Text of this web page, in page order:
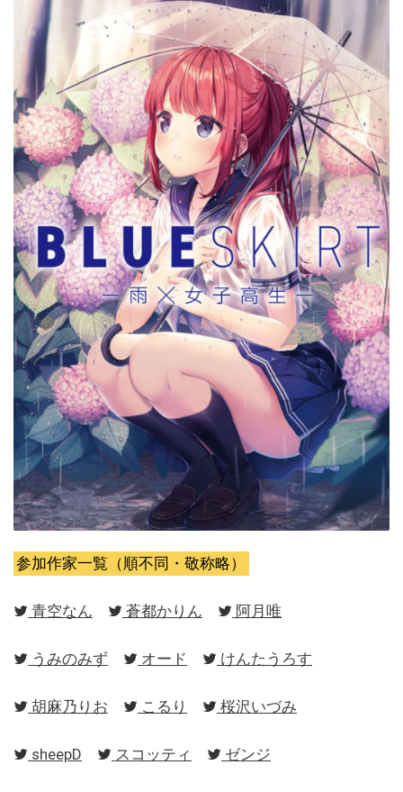
参加作家一覧（順不同・敬称略）
青空なん 蒼都かりん 阿月唯
うみのみず オード けんたうろす
胡麻乃りお こるり 桜沢いづみ
sheepD スコッティ ゼンジ